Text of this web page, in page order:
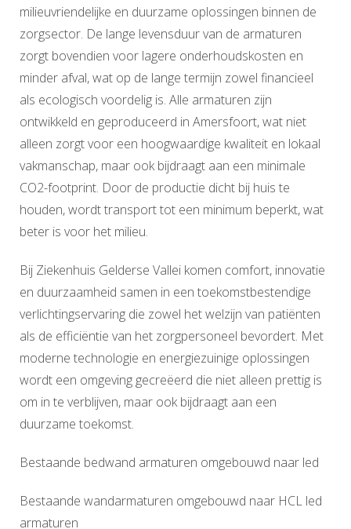
milieuvriendelijke en duurzame oplossingen binnen de
zorgsector. De lange levensduur van de armaturen
zorgt bovendien voor lagere onderhoudskosten en
minder afval, wat op de lange termijn zowel financieel
als ecologisch voordelig is. Alle armaturen zijn
ontwikkeld en geproduceerd in Amersfoort, wat niet
alleen zorgt voor een hoogwaardige kwaliteit en lokaal
vakmanschap, maar ook bijdraagt aan een minimale
CO2-footprint. Door de productie dicht bij huis te
houden, wordt transport tot een minimum beperkt, wat
beter is voor het milieu.
Bij Ziekenhuis Gelderse Vallei komen comfort, innovatie
en duurzaamheid samen in een toekomstbestendige
verlichtingservaring die zowel het welzijn van patiënten
als de efficiëntie van het zorgpersoneel bevordert. Met
moderne technologie en energiezuinige oplossingen
wordt een omgeving gecreëerd die niet alleen prettig is
om in te verblijven, maar ook bijdraagt aan een
duurzame toekomst.
Bestaande bedwand armaturen omgebouwd naar led
Bestaande wandarmaturen omgebouwd naar HCL led
armaturen